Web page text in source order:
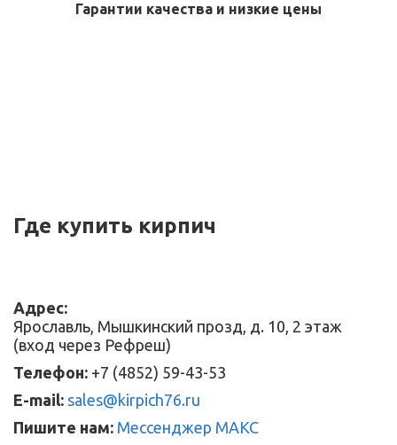
Гарантии качества и низкие цены
Где купить кирпич
Адрес:
Ярославль, Мышкинский прозд, д. 10, 2 этаж
(вход через Рефреш)
Телефон: +7 (4852) 59-43-53
E-mail: sales@kirpich76.ru
Пишите нам: Мессенджер МАКС